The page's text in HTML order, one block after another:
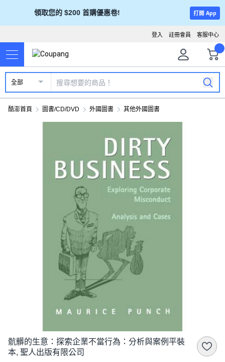
領取您的 $200 首購優惠卷! 打開 App
客服中心
註冊會員
登入
全部
酷澎首頁 圖書/CD/DVD 外國圖書 其他外國圖書
骯髒的生意：探索企業不當行為：分析與案例平裝
本, 聖人出版有限公司